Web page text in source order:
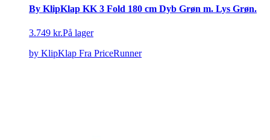
By KlipKlap KK 3 Fold 180 cm Dyb Grøn m. Lys Grøn.
3.749 kr.På lager
by KlipKlap Fra PriceRunner